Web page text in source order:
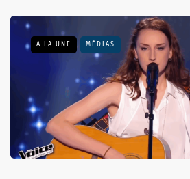
A LA UNE MÉDIAS